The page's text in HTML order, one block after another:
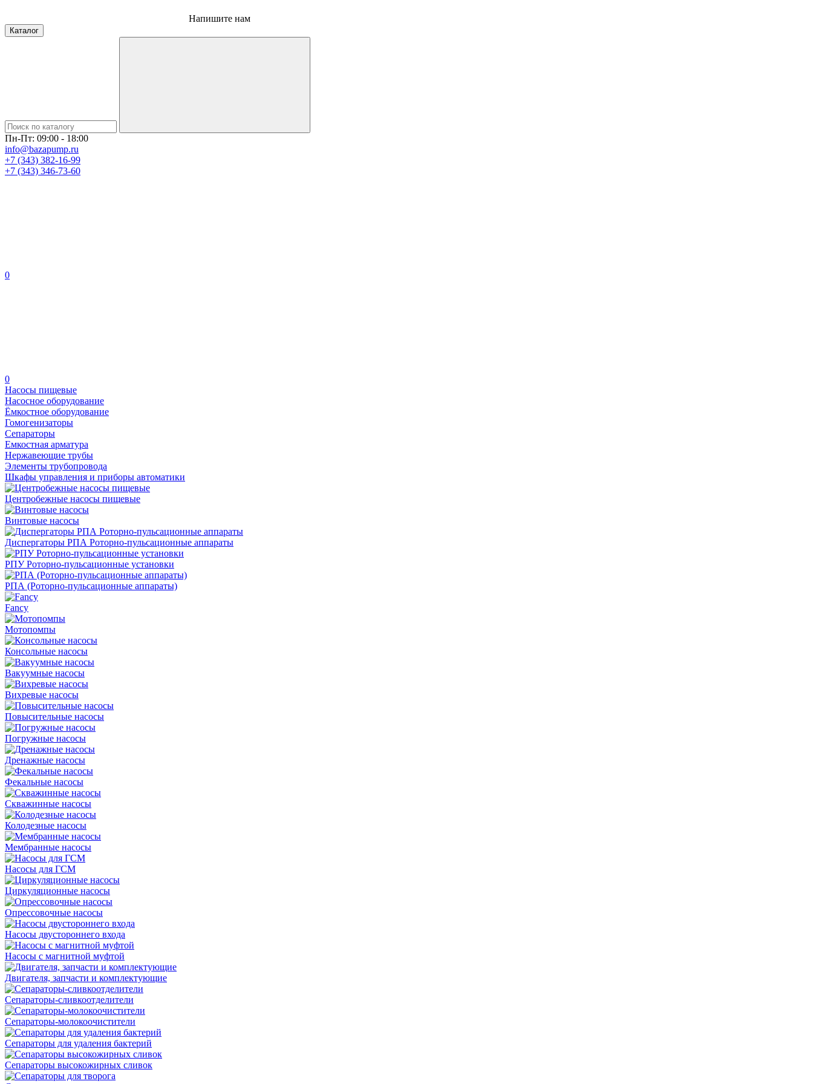
Напишите нам
Каталог
Пн-Пт: 09:00 - 18:00
info@bazapump.ru
+7 (343) 382-16-99
+7 (343) 346-73-‬60
0
0
Насосы пищевые
Насосное оборудование
Ёмкостное оборудование
Гомогенизаторы
Сепараторы
Емкостная арматура
Нержавеющие трубы
Элементы трубопровода
Шкафы управления и приборы автоматики
Центробежные насосы пищевые
Винтовые насосы
Диспергаторы РПА Роторно-пульсационные аппараты
РПУ Роторно-пульсационные установки
РПА (Роторно-пульсационные аппараты)
Fancy
Мотопомпы
Консольные насосы
Вакуумные насосы
Вихревые насосы
Повысительные насосы
Погружные насосы
Дренажные насосы
Фекальные насосы
Скважинные насосы
Колодезные насосы
Мембранные насосы
Насосы для ГСМ
Циркуляционные насосы
Опрессовочные насосы
Насосы двустороннего входа
Насосы с магнитной муфтой
Двигателя, запчасти и комплектующие
Сепараторы-сливкоотделители
Сепараторы-молокоочистители
Сепараторы для удаления бактерий
Сепараторы высокожирных сливок